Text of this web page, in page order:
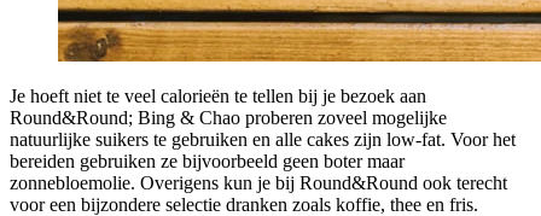
Je hoeft niet te veel calorieën te tellen bij je bezoek aan
Round&Round; Bing & Chao proberen zoveel mogelijke
natuurlijke suikers te gebruiken en alle cakes zijn low-fat. Voor het
bereiden gebruiken ze bijvoorbeeld geen boter maar
zonnebloemolie. Overigens kun je bij Round&Round ook terecht
voor een bijzondere selectie dranken zoals koffie, thee en fris.